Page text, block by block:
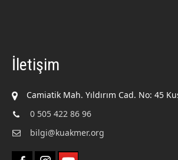
İletişim
Camiatik Mah. Yıldırım Cad. No: 45
0 505 422 86 96
bilgi@kuakmer.org